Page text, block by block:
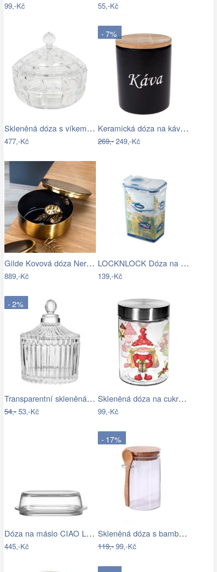
99,-Kč 55,-Kč
Skleněná dóza s víkem Wenda - Ø 18*18…
477,-Kč
- 7%
Keramická dóza na kávu, 10 x 13 x 10 cm
269,-249,-Kč
Gilde Kovová dóza Nero, 14 cm
889,-Kč
LOCKNLOCK Dóza na potraviny LOCK 1300ml
139,-Kč
- 2%
Transparentní skleněná dóza s vroubky a…
54,-53,-Kč
Skleněná dóza na cukroví TORO 1100ml…
99,-Kč
Dóza na máslo CIAO Leonardo
445,-Kč
- 17%
Skleněná dóza s bambus víčkem TORO…
119,-99,-Kč